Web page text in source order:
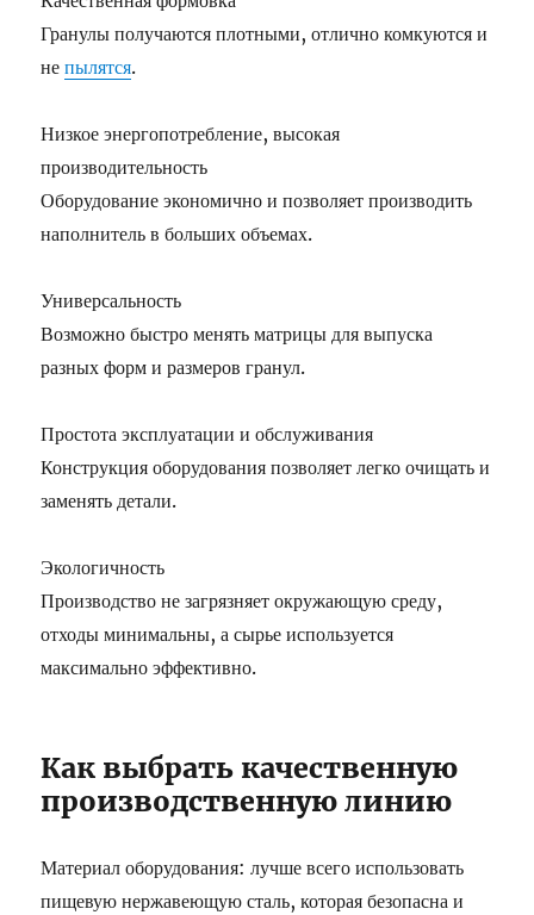
Гранулы получаются плотными, отлично комкуются и
непылятся.
Низкое энергопотребление, высокая
производительность
Оборудование экономично и позволяет производить
наполнитель в больших объемах.
Универсальность
Возможно быстро менять матрицы для выпуска
разных форм и размеров гранул.
Простота эксплуатации и обслуживания
Конструкция оборудования позволяет легко очищать и
заменять детали.
Экологичность
Производство не загрязняет окружающую среду,
отходы минимальны, а сырье используется
максимально эффективно.
Как выбрать качественную
производственную линию
Материал оборудования: лучше всего использовать
пищевую нержавеющую сталь, которая безопасна и